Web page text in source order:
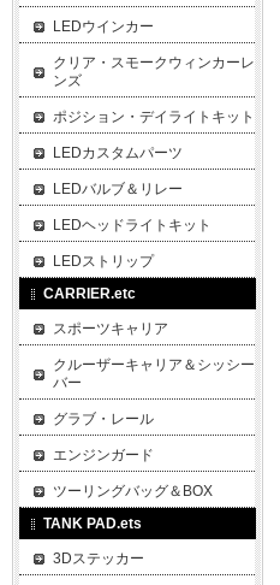
LEDウインカー
クリア・スモークウィンカーレ
ンズ
ポジション・デイライトキット
LEDカスタムパーツ
LEDバルブ＆リレー
LEDヘッドライトキット
LEDストリップ
CARRIER.etc
スポーツキャリア
クルーザーキャリア＆シッシー
バー
グラブ・レール
エンジンガード
ツーリングバッグ＆BOX
TANK PAD.ets
3Dステッカー